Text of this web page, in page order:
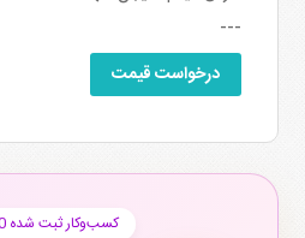
---
درخواست قیمت
🏆 +50000 کسب‌وکار ثبت شده